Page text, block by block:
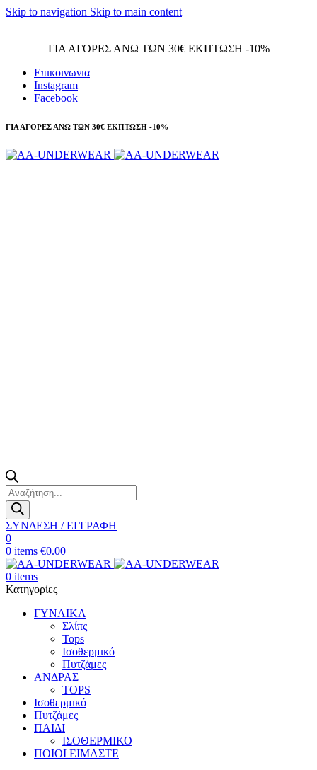
Skip to navigation Skip to main content
ΓΙΑ ΑΓΟΡΕΣ ΑΝΩ ΤΩΝ 30€ ΕΚΠΤΩΣΗ -10%
Επικοινωνια
Instagram
Facebook
ΓΙΑ ΑΓΟΡΕΣ ΑΝΩ ΤΩΝ 30€ ΕΚΠΤΩΣΗ -10%
Products
search
ΣΥΝΔΕΣΗ / ΕΓΓΡΑΦΗ
0
0 items €0.00
0 items
Κατηγορίες
ΓΥΝΑΙΚΑ
Σλίπς
Tops
Ισοθερμικό
Πυτζάμες
ΑΝΔΡΑΣ
TOPS
Ισοθερμικό
Πυτζάμες
ΠΑΙΔΙ
ΙΣΟΘΕΡΜΙΚΟ
ΠΟΙΟΙ ΕΙΜΑΣΤΕ